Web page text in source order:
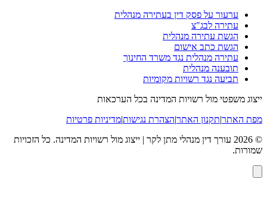
ערעור על פסק דין בעתירה מנהלית
עתירה לבג"צ
הגשת עתירה מנהלית
הגשת כתב אישום
עתירה מנהלית נגד משרד החינוך
תובענה מנהלית
תביעה נגד רשויות מקומיות
ייצוג משפטי מול רשויות המדינה בכל הערכאות
מפת האתר|תקנון האתר|הצהרת נגישות|מדיניות פרטיות
©
2026 עורך דין מנהלי מתן לקר | ייצוג מול רשויות המדינה. כל הזכויות
שמורות.